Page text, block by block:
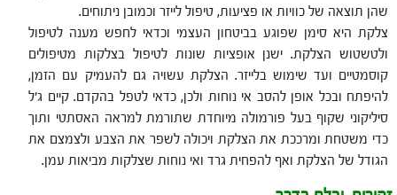
שהן תוצאה של כוויות או פציעות, טיפול לייזר וכמובן ניתוחים.
צלקת היא סימן שפוגע בביטחון העצמי וכדאי לחפש מענה לטיפול
ולטשטוש הצלקת. ישנן אופציות שונות לטיפול בצלקות מטיפולים
קוסמטיים ועד שימוש בלייזר. הצלקת עשויה גם להעמיק עם הזמן,
להיפתח ובכל אופן להסב אי נוחות ולכן, כדאי לטפל בהקדם. קיים ג'ל
סיליקוני שקוף בעל פורמולה מיוחדת שתורמת למראה האסתטי ותוך
כדי משטחת ומרככת את הצלקת ויכולה לשפר את הצבע ולצמצם את
הגודל של הצלקת ואף להפחית גרד ואי נוחות שצלקות מביאות עמן.